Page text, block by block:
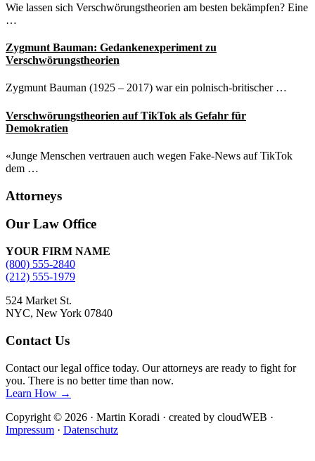
Wie lassen sich Verschwörungstheorien am besten bekämpfen? Eine
…
Zygmunt Bauman: Gedankenexperiment zu
Verschwörungstheorien
Zygmunt Bauman (1925 – 2017) war ein polnisch-britischer …
Verschwörungstheorien auf TikTok als Gefahr für
Demokratien
«Junge Menschen vertrauen auch wegen Fake-News auf TikTok
dem …
Attorneys
Site
Footer
Our Law Office
YOUR FIRM NAME
(800) 555-2840
(212) 555-1979
524 Market St.
NYC, New York 07840
Contact Us
Contact our legal office today. Our attorneys are ready to fight for
you. There is no better time than now.
Learn How →
Copyright © 2026 · Martin Koradi · created by cloudWEB ·
Impressum · Datenschutz